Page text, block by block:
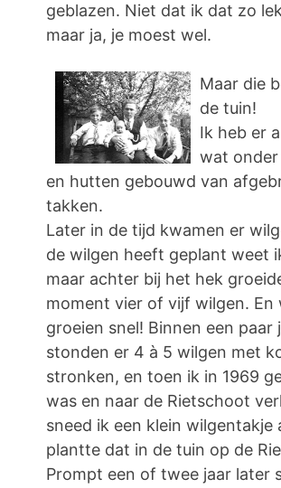
geblazen. Niet dat ik dat zo
maar ja, je moest wel.
Maar die
de tuin!
Ik heb er
wat onder
en hutten gebouwd van
takken.
Later in de tijd kwamen er
de wilgen heeft geplant weet
maar achter bij het hek
moment vier of vijf wilgen. En
groeien snel! Binnen een paar
stonden er 4 à 5 wilgen met
stronken, en toen ik in 1969
was en naar de Rietschoot
sneed ik een klein wilgentakje
plantte dat in de tuin op de
Prompt een of twee jaar later